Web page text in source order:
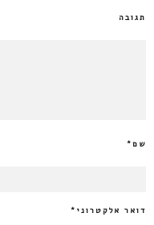
תגובה
שם*
דואר אלקטרוני *